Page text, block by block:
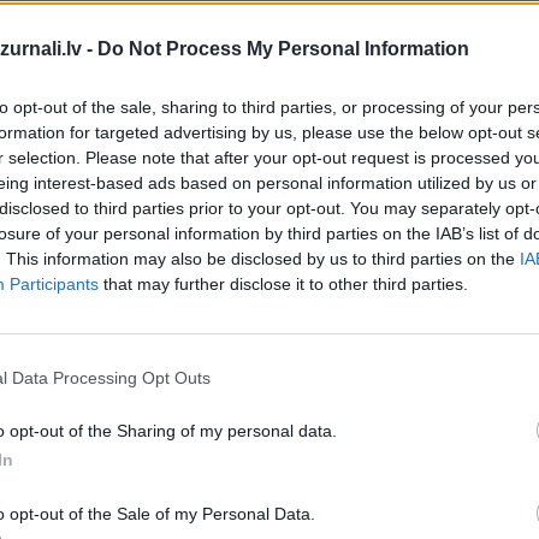
- Do Not Process My Personal Information
opt-out of the sale, sharing to third parties, or processing of your
for targeted advertising by us, please use the below opt-out
selection. Please note that after your opt-out request is processed
interest-based ads based on personal information utilized by us
to third parties prior to your opt-out. You may separately
of your personal information by third parties on the IAB’s list of
This information may also be disclosed by us to third parties on the
Participants that may further disclose it to other third parties.
Data Processing Opt Outs
opt-out of the Sharing of my personal data.
opt-out of the Sale of my Personal Data.
Drukāts izdevums
Abonēšanas perioda sākums:
2026. gada septembris
*Visas cenas portālā ManiZurnali.lv norādītas € ar PVN.
Žurnālu izdevumu skaits var atšķirties, kā to nosaka
`